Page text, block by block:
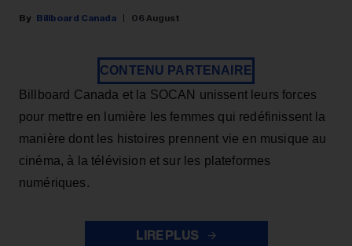
Billboard Canada 06 August
CONTENU PARTENAIRE
Billboard Canada et la SOCAN unissent leurs forces
pour mettre en lumière les femmes qui redéfinissent la
manière dont les histoires prennent vie en musique au
cinéma, à la télévision et sur les plateformes
numériques.
LIRE PLUS